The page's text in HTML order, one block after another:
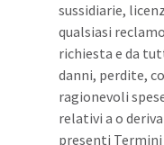
sussidiarie,
qualsiasi
richiesta e da
danni, perdite,
ragionevoli
relativi a o
presenti